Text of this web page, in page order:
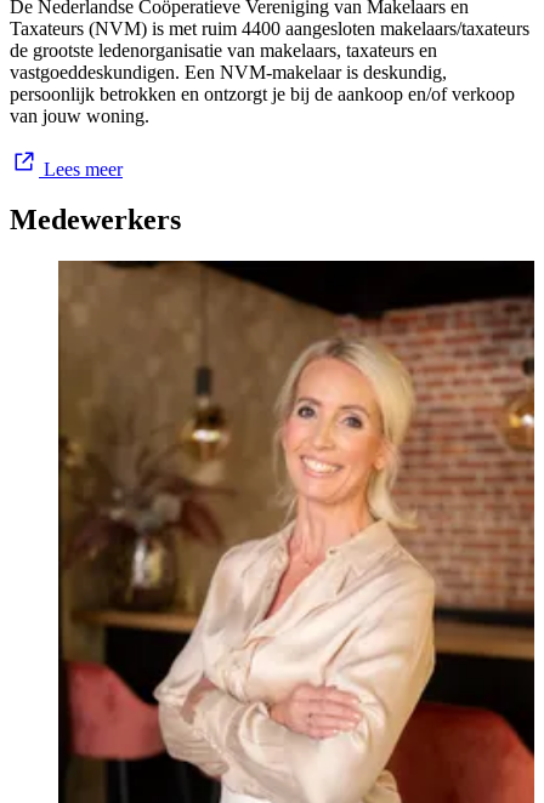
De Nederlandse Coöperatieve Vereniging van Makelaars en
Taxateurs (NVM) is met ruim 4400 aangesloten makelaars/taxateurs
de grootste ledenorganisatie van makelaars, taxateurs en
vastgoeddeskundigen. Een NVM-makelaar is deskundig,
persoonlijk betrokken en ontzorgt je bij de aankoop en/of verkoop
van jouw woning.
Lees meer
Medewerkers